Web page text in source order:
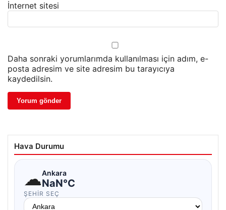
İnternet sitesi
Daha sonraki yorumlarımda kullanılması için adım, e-
posta adresim ve site adresim bu tarayıcıya
kaydedilsin.
Hava Durumu
☁Ankara
NaN°C
ŞEHIR SEÇ